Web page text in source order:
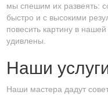
мы спешим их развеять:
быстро и с высокими
повесить картину в
удивлены.
Наши
Наши мастера дадут